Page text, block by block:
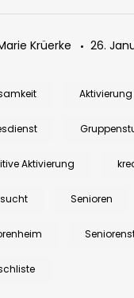
Krüerke 26.
Aktivierung
Aktivierung
Senioren